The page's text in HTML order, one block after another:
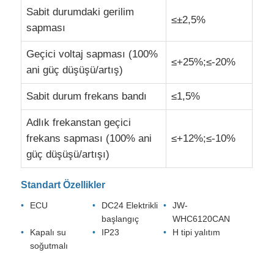
Sabit durumdaki gerilim
sapması
≤±2,5%
Geçici voltaj sapması (100%
ani güç düşüşü/artış)
≤+25%;≤-20%
Sabit durum frekans bandı ≤1,5%
Adlık frekanstan geçici
frekans sapması (100% ani
güç düşüşü/artışı)
≤+12%;≤-10%
Standart Özellikler
ECU
DC24 Elektrikli
başlangıç
JW-
WHC6120CAN
Kapalı su
soğutmalı
IP23 H tipi yalıtım